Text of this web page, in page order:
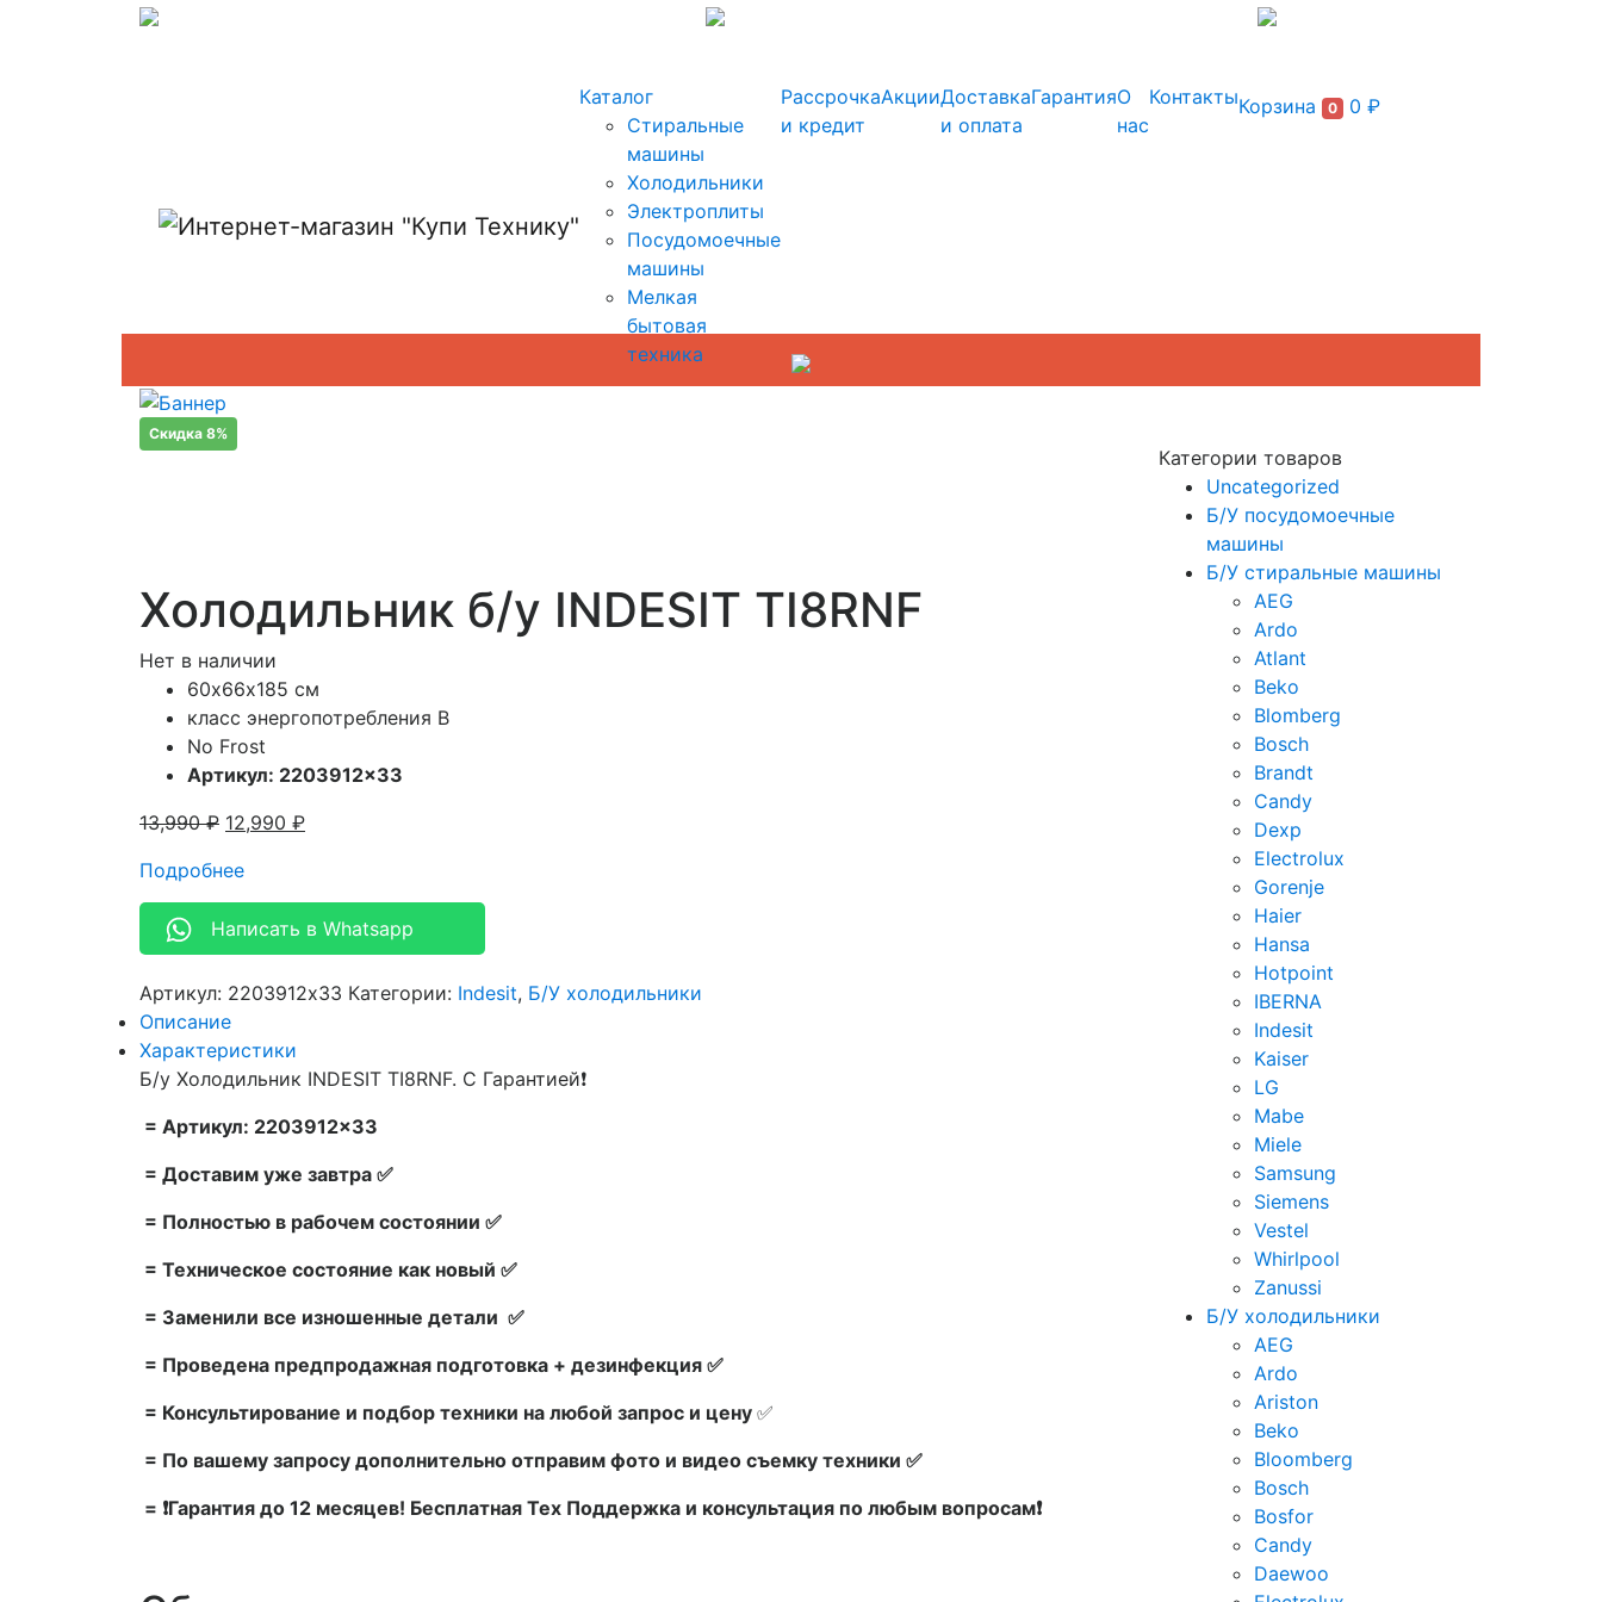
Каталог
Стиральные
машины
Холодильники
Электроплиты
Посудомоечные
машины
Мелкая
бытовая
техника
Рассрочка
и кредит
АкцииДоставка
и оплата
ГарантияО
нас
КонтактыКорзина 0 0 ₽
Скидка 8%
Холодильник б/у INDESIT TI8RNF
Нет в наличии
60х66х185 см
класс энергопотребления В
No Frost
Артикул: 2203912×33
13,990₽ 12,990 ₽
Подробнее
Написать в Whatsapp
Артикул: 2203912x33 Категории: Indesit, Б/У холодильники
Описание
Характеристики
Б/у Холодильник INDESIT TI8RNF. С Гарантией❗
= Артикул: 2203912×33
= Доставим уже завтра ✅
= Полностью в рабочем состоянии ✅
= Техническое состояние как новый ✅
= Заменили все изношенные детали ✅
= Проведена предпродажная подготовка + дезинфекция ✅
= Консультирование и подбор техники на любой запрос и цену ✅
= По вашему запросу дополнительно отправим фото и видео съемку техники ✅
= ❗Гарантия до 12 месяцев! Бесплатная Тех Поддержка и консультация по любым вопросам❗
Категории товаров
Uncategorized
Б/У посудомоечные
машины
Б/У стиральные машины
AEG
Ardo
Atlant
Beko
Blomberg
Bosch
Brandt
Candy
Dexp
Electrolux
Gorenje
Haier
Hansa
Hotpoint
IBERNA
Indesit
Kaiser
LG
Mabe
Miele
Samsung
Siemens
Vestel
Whirlpool
Zanussi
Б/У холодильники
AEG
Ardo
Ariston
Beko
Bloomberg
Bosch
Bosfor
Candy
Daewoo